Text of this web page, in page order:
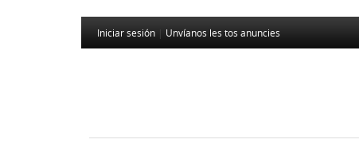
Iniciar sesión Unvíanos les tos anuncies